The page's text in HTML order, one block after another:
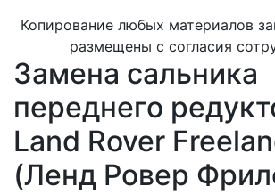
Копирование любых материалов
размещены с согласия
Замена сальника
переднего
Land Rover
(Ленд Ровер